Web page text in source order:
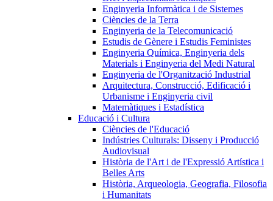
Enginyeria Informàtica i de Sistemes
Ciències de la Terra
Enginyeria de la Telecomunicació
Estudis de Gènere i Estudis Feministes
Enginyeria Química, Enginyeria dels
Materials i Enginyeria del Medi Natural
Enginyeria de l'Organització Industrial
Arquitectura, Construcció, Edificació i
Urbanisme i Enginyeria civil
Matemàtiques i Estadística
Educació i Cultura
Ciències de l'Educació
Indústries Culturals: Disseny i Producció
Audiovisual
Història de l'Art i de l'Expressió Artística i
Belles Arts
Història, Arqueologia, Geografia, Filosofia
i Humanitats